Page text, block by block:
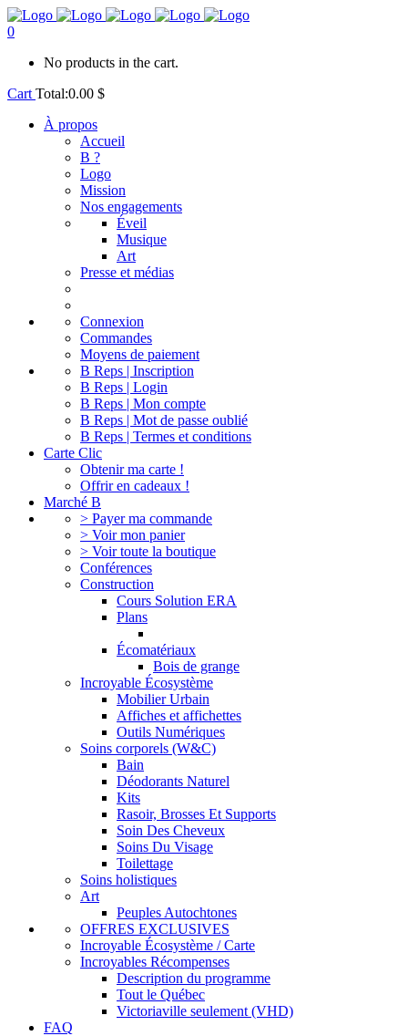
0
No products in the cart.
Cart Total:0.00 $
À propos
Accueil
B ?
Logo
Mission
Nos engagements
Éveil
Musique
Art
Presse et médias
Connexion
Commandes
Moyens de paiement
B Reps | Inscription
B Reps | Login
B Reps | Mon compte
B Reps | Mot de passe oublié
B Reps | Termes et conditions
Carte Clic
Obtenir ma carte !
Offrir en cadeaux !
Marché B
> Payer ma commande
> Voir mon panier
> Voir toute la boutique
Conférences
Construction
Cours Solution ERA
Plans
Écomatériaux
Bois de grange
Incroyable Écosystème
Mobilier Urbain
Affiches et affichettes
Outils Numériques
Soins corporels (W&C)
Bain
Déodorants Naturel
Kits
Rasoir, Brosses Et Supports
Soin Des Cheveux
Soins Du Visage
Toilettage
Soins holistiques
Art
Peuples Autochtones
OFFRES EXCLUSIVES
Incroyable Écosystème / Carte
Incroyables Récompenses
Description du programme
Tout le Québec
Victoriaville seulement (VHD)
FAQ